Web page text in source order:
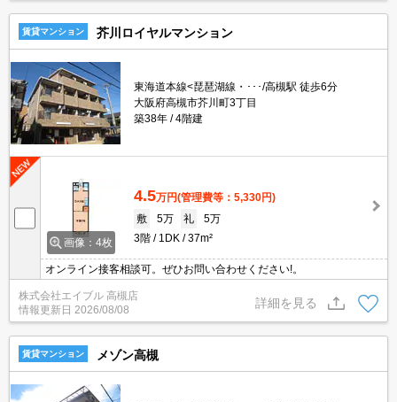
賃貸マンション 芥川ロイヤルマンション
東海道本線<琵琶湖線・･･･/高槻駅 徒歩6分
大阪府高槻市芥川町3丁目
築38年
4階建
画像：4枚
4.5万円(管理費等：5,330円)
敷
5万 礼
5万
3階
1DK 37m²
オンライン接客相談可。ぜひお問い合わせください!。
株式会社エイブル 高槻店
情報更新日 2026/08/08
詳細を見る
賃貸マンション メゾン高槻